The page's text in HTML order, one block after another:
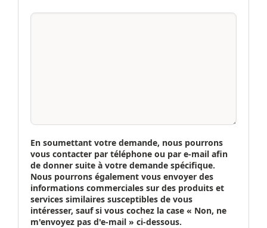
En soumettant votre demande, nous pourrons
vous contacter par téléphone ou par e-mail afin
de donner suite à votre demande spécifique.
Nous pourrons également vous envoyer des
informations commerciales sur des produits et
services similaires susceptibles de vous
intéresser, sauf si vous cochez la case « Non, ne
m'envoyez pas d'e-mail » ci-dessous.